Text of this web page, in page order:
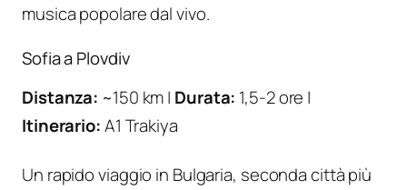
musica popolare dal vivo.
Sofia a Plovdiv
Distanza: ~150 km | Durata: 1,5-2 ore |
Itinerario:A1 Trakiya
Un rapido viaggio in Bulgaria, seconda città più